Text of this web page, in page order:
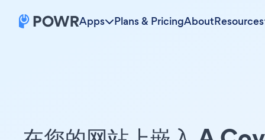
Apps Plans & PricingAboutResources